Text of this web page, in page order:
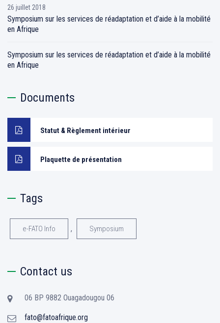
26 juillet 2018
Symposium sur les services de réadaptation et d’aide à la mobilité
en Afrique
Symposium sur les services de réadaptation et d’aide à la mobilité
en Afrique
Documents
Statut & Règlement intérieur
Plaquette de présentation
Tags
e-FATO Info , Symposium
Contact us
06 BP 9882 Ouagadougou 06
fato@fatoafrique.org